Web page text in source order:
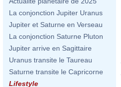
La conjonction Jupiter Uranus
Jupiter et Saturne en Verseau
La conjonction Saturne Pluton
Jupiter arrive en Sagittaire
Uranus transite le Taureau
Saturne transite le Capricorne
Lifestyle